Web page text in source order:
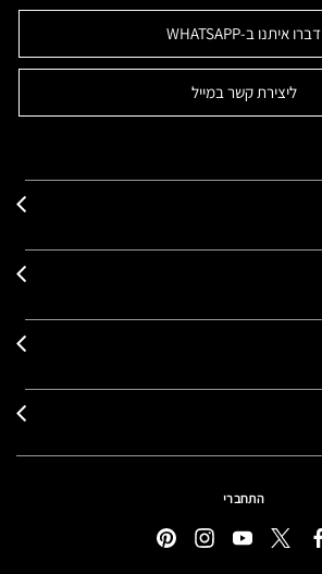
דברו איתנו ב-WHATSAPP
ליצירת קשר במייל
התחברי